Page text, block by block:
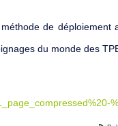
de déploiement
du monde des